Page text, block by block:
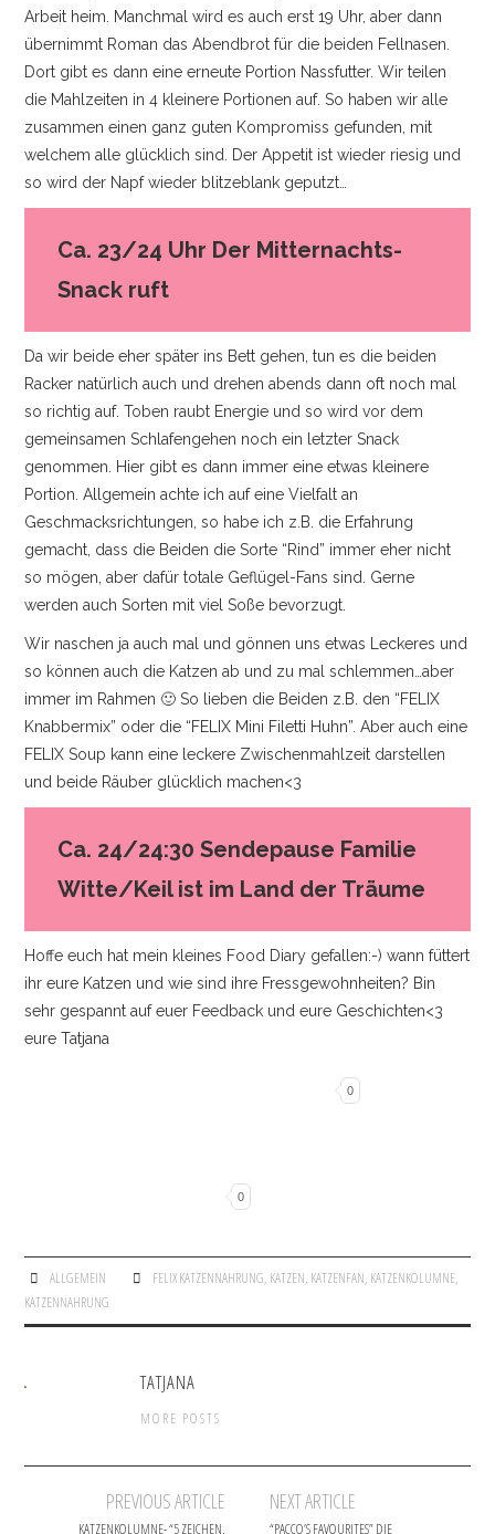
Arbeit heim. Manchmal wird es auch erst 19 Uhr, aber dann
übernimmt Roman das Abendbrot für die beiden Fellnasen.
Dort gibt es dann eine erneute Portion Nassfutter. Wir teilen
die Mahlzeiten in 4 kleinere Portionen auf. So haben wir alle
zusammen einen ganz guten Kompromiss gefunden, mit
welchem alle glücklich sind. Der Appetit ist wieder riesig und
so wird der Napf wieder blitzeblank geputzt…
Ca. 23/24 Uhr Der Mitternachts-
Snack ruft
Da wir beide eher später ins Bett gehen, tun es die beiden
Racker natürlich auch und drehen abends dann oft noch mal
so richtig auf. Toben raubt Energie und so wird vor dem
gemeinsamen Schlafengehen noch ein letzter Snack
genommen. Hier gibt es dann immer eine etwas kleinere
Portion. Allgemein achte ich auf eine Vielfalt an
Geschmacksrichtungen, so habe ich z.B. die Erfahrung
gemacht, dass die Beiden die Sorte “Rind” immer eher nicht
so mögen, aber dafür totale Geflügel-Fans sind. Gerne
werden auch Sorten mit viel Soße bevorzugt.
Wir naschen ja auch mal und gönnen uns etwas Leckeres und
so können auch die Katzen ab und zu mal schlemmen…aber
immer im Rahmen 🙂 So lieben die Beiden z.B. den “FELIX
Knabbermix” oder die “FELIX Mini Filetti Huhn”. Aber auch eine
FELIX Soup kann eine leckere Zwischenmahlzeit darstellen
und beide Räuber glücklich machen<3
Ca. 24/24:30 Sendepause Familie
Witte/Keil ist im Land der Träume
Hoffe euch hat mein kleines Food Diary gefallen:-) wann füttert
ihr eure Katzen und wie sind ihre Fressgewohnheiten? Bin
sehr gespannt auf euer Feedback und eure Geschichten<3
eure Tatjana
0
0
ALLGEMEIN FELIX KATZENNAHRUNG, KATZEN, KATZENFAN, KATZENKOLUMNE,
KATZENNAHRUNG
TATJANA
MORE POSTS
PREVIOUS ARTICLE
KATZENKOLUMNE- “5 ZEICHEN,
NEXT ARTICLE
“PACCO’S FAVOURITES” DIE